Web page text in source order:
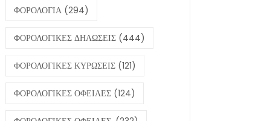
ΦΟΡΟΛΟΓΙΑ (294)
ΦΟΡΟΛΟΓΙΚΕΣ ΔΗΛΩΣΕΙΣ (444)
ΦΟΡΟΛΟΓΙΚΕΣ ΚΥΡΩΣΕΙΣ (121)
ΦΟΡΟΛΟΓΙΚΕΣ ΟΦΕΙΛΕΣ (124)